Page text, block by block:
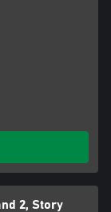
2, Story